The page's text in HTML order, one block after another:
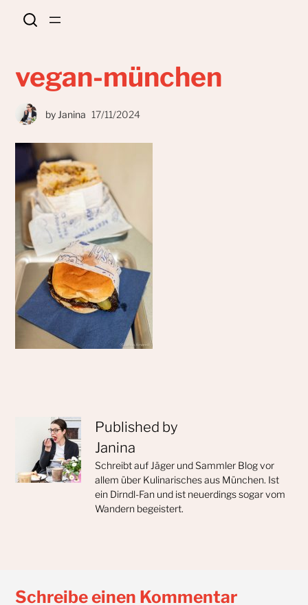
vegan-münchen
by Janina 17/11/2024
Published by
Janina
Schreibt auf Jäger und Sammler Blog vor
allem über Kulinarisches aus München. Ist
ein Dirndl-Fan und ist neuerdings sogar vom
Wandern begeistert.
Schreibe einen Kommentar